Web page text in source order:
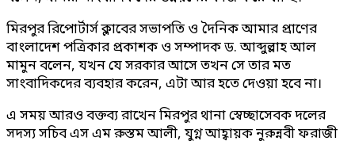
মিরপুর রিপোর্টার্স ক্লাবের সভাপতি ও দৈনিক আমার প্রাণের
বাংলাদেশ পত্রিকার প্রকাশক ও সম্পাদক ড. আব্দুল্লাহ আল
মামুন বলেন, যখন যে সরকার আসে তখন সে তার মত
সাংবাদিকদের ব্যবহার করেন, এটা আর হতে দেওয়া হবে না।
এ সময় আরও বক্তব্য রাখেন মিরপুর থানা স্বেচ্ছাসেবক দলের
সদস্য সচিব এস এম রুস্তম আলী, যুগ্ন আহ্বায়ক নুরুন্নবী ফরাজী